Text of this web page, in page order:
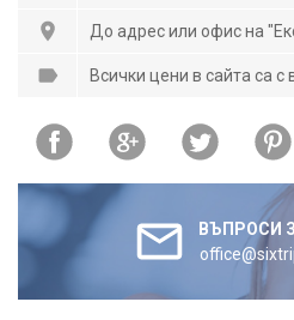
До адрес или офис на
Всички цени в сайта са
ВЪПРОСИ